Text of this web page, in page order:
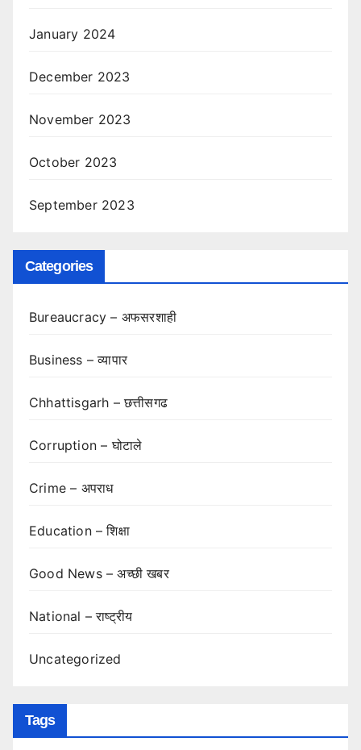
January 2024
December 2023
November 2023
October 2023
September 2023
Categories
Bureaucracy – अफसरशाही
Business – व्यापार
Chhattisgarh – छत्तीसगढ
Corruption – घोटाले
Crime – अपराध
Education – शिक्षा
Good News – अच्छी खबर
National – राष्ट्रीय
Uncategorized
Tags